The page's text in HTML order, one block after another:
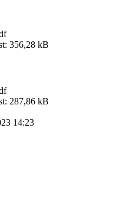
356,28 kB
287,86 kB
14:23